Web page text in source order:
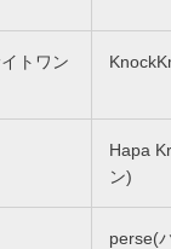
トワン
Hapa
ン)
perse(